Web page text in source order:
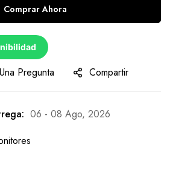
Comprar Ahora
Una Pregunta Compartir
06 - 08 Ago, 2026